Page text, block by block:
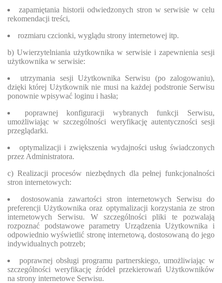
zapamiętania historii odwiedzonych stron w serwisie w celu
rekomendacji treści,
rozmiaru czcionki, wyglądu strony internetowej itp.
b) Uwierzytelniania użytkownika w serwisie i zapewnienia sesji
użytkownika w serwisie:
utrzymania sesji Użytkownika Serwisu (po zalogowaniu),
dzięki której Użytkownik nie musi na każdej podstronie Serwisu
ponownie wpisywać loginu i hasła;
poprawnej konfiguracji wybranych funkcji Serwisu,
umożliwiając w szczególności weryfikację autentyczności sesji
przeglądarki.
optymalizacji i zwiększenia wydajności usług świadczonych
przez Administratora.
c) Realizacji procesów niezbędnych dla pełnej funkcjonalności
stron internetowych:
dostosowania zawartości stron internetowych Serwisu do
preferencji Użytkownika oraz optymalizacji korzystania ze stron
internetowych Serwisu. W szczególności pliki te pozwalają
rozpoznać podstawowe parametry Urządzenia Użytkownika i
odpowiednio wyświetlić stronę internetową, dostosowaną do jego
indywidualnych potrzeb;
poprawnej obsługi programu partnerskiego, umożliwiając w
szczególności weryfikację źródeł przekierowań Użytkowników
na strony internetowe Serwisu.